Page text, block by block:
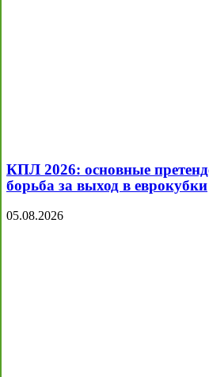
КПЛ 2026: основные
борьба за выход в еврокубки
05.08.2026